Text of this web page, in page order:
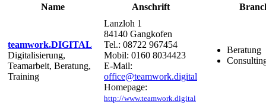
Name Anschrift
teamwork.DIGITAL
Digitalisierung,
Teamarbeit, Beratung,
Training
Lanzloh 1
84140 Gangkofen
Tel.: 08722 967454
Mobil: 0160 8034423
E-Mail:
office@teamwork.digital
Homepage:
http://www.teamwork.digital
Beratung